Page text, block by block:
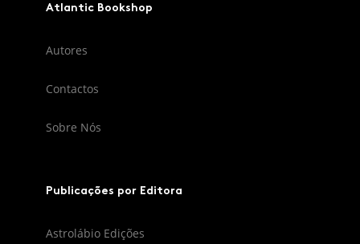
Atlantic Bookshop
Autores
Contactos
Sobre Nós
Publicações por Editora
Astrolábio Edições